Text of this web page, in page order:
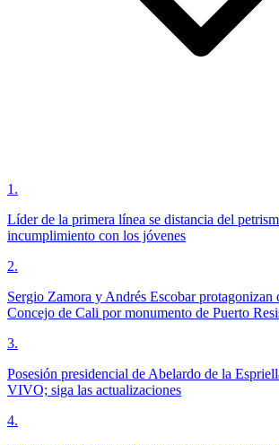
1 .
Líder de la primera línea se distancia del
incumplimiento con los jóvenes
2.
Sergio Zamora y Andrés Escobar protagonizan
Concejo de Cali por monumento de Puerto
3.
Posesión presidencial de Abelardo de la
VIVO; siga las actualizaciones
4.